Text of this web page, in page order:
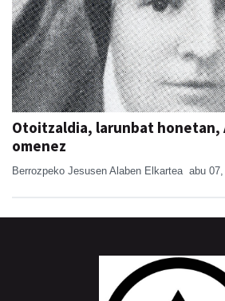
Otoitzaldia, larunbat honetan,
omenez
Berrozpeko Jesusen Alaben Elkartea abu